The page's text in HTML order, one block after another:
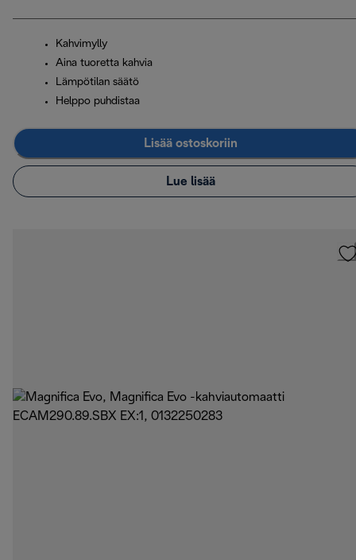
Kahvimylly
Aina tuoretta kahvia
Lämpötilan säätö
Helppo puhdistaa
Lisää ostoskoriin
Lue lisää